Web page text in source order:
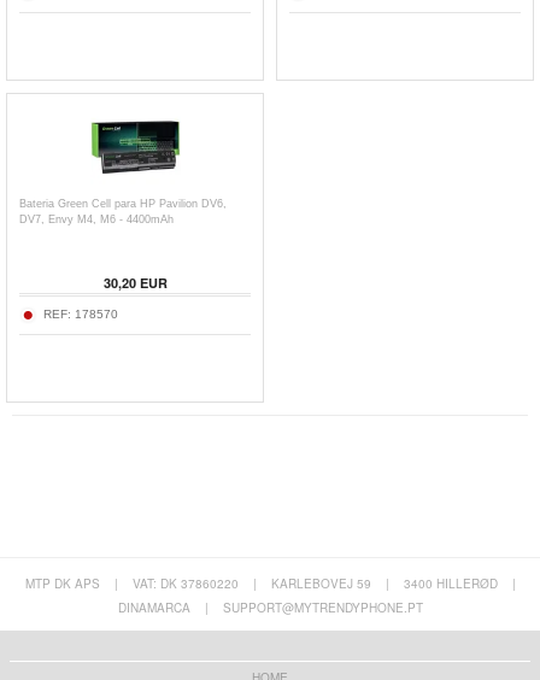
Bateria Green Cell para HP Pavilion DV6,
DV7, Envy M4, M6 - 4400mAh
30,20EUR
REF: 178570
MTP DK APS | VAT: DK 37860220 | KARLEBOVEJ 59 | 3400 HILLERØD
|
DINAMARCA
| SUPPORT@MYTRENDYPHONE.PT